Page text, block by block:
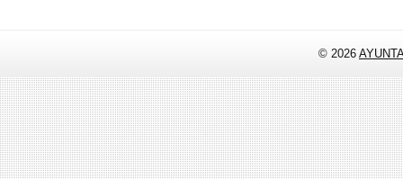
© 2026